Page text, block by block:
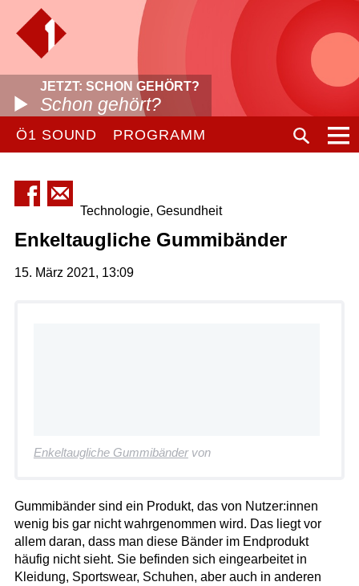
JETZT: SCHON GEHÖRT?
Schon gehört?
Ö1 SOUND PROGRAMM
Technologie, Gesundheit
Enkeltaugliche Gummibänder
15. März 2021, 13:09
Enkeltaugliche Gummibändervon
Gummibänder sind ein Produkt, das von Nutzer:innen
wenig bis gar nicht wahrgenommen wird. Das liegt vor
allem daran, dass man diese Bänder im Endprodukt
häufig nicht sieht. Sie befinden sich eingearbeitet in
Kleidung, Sportswear, Schuhen, aber auch in anderen